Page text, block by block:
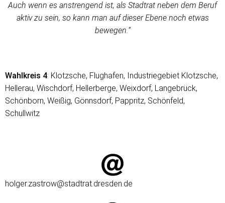
Auch wenn es anstrengend ist, als Stadtrat neben dem Beruf
aktiv zu sein, so kann man auf dieser Ebene noch etwas
bewegen.“
Wahlkreis 4: Klotzsche, Flughafen, Industriegebiet Klotzsche,
Hellerau, Wischdorf, Hellerberge, Weixdorf, Langebrück,
Schönborn, Weißig, Gönnsdorf, Pappritz, Schönfeld,
Schullwitz
holger.zastrow@stadtrat.dresden.de